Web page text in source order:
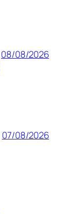
08/08/2026
07/08/2026